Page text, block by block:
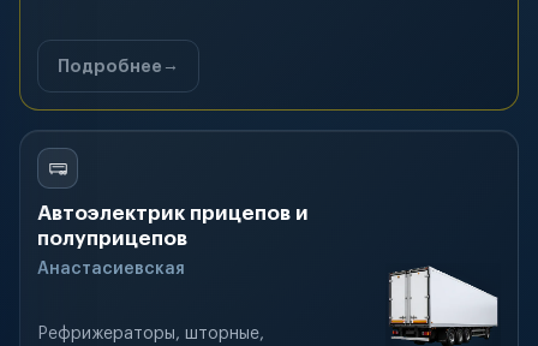
Подробнее
Автоэлектрик прицепов и
полуприцепов
Анастасиевская
Рефрижераторы, шторные,